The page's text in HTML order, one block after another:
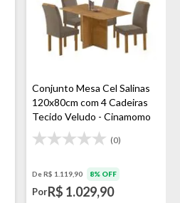
Conjunto Mesa Cel Salinas
120x80cm com 4 Cadeiras
Tecido Veludo - Cinamomo
(0)
De R$ 1.119,90 8% OFF
PorR$ 1.029,90